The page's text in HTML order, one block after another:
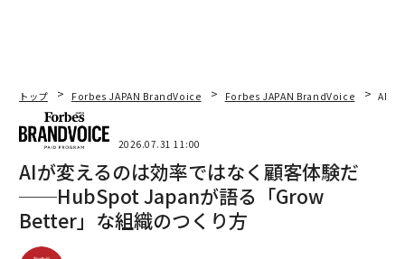
トップ Forbes JAPAN BrandVoice Forbes JAPAN BrandVoice AIが
2026.07.31 11:00
AIが変えるのは効率ではなく顧客体験だ
──HubSpot Japanが語る「Grow
Better」な組織のつくり方